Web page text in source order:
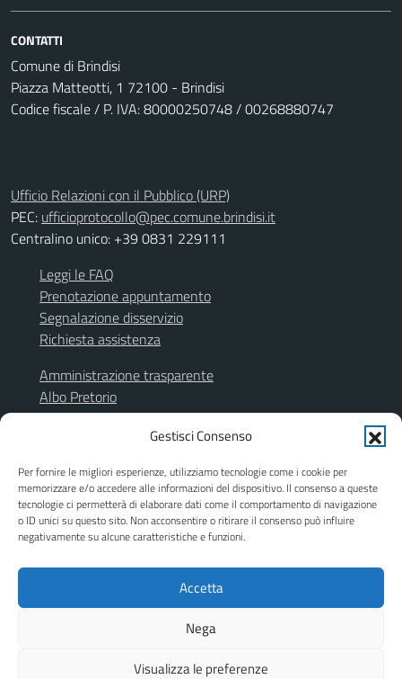
Gestisci Consenso
Per fornire le migliori esperienze, utilizziamo tecnologie come i cookie per
memorizzare e/o accedere alle informazioni del dispositivo. Il consenso a queste
tecnologie ci permetterà di elaborare dati come il comportamento di navigazione
o ID unici su questo sito. Non acconsentire o ritirare il consenso può influire
negativamente su alcune caratteristiche e funzioni.
Accetta
Nega
Visualizza le preferenze
CONTATTI
Comune di Brindisi
Piazza Matteotti, 1 72100 - Brindisi
Codice fiscale / P. IVA: 80000250748 / 00268880747
Ufficio Relazioni con il Pubblico (URP)
PEC: ufficioprotocollo@pec.comune.brindisi.it
Centralino unico: +39 0831 229111
Leggi le FAQ
Prenotazione appuntamento
Segnalazione disservizio
Richiesta assistenza
Amministrazione trasparente
Albo Pretorio
Segnalazione illeciti
Informativa privacy
Dichiarazione di accessibilità
Obiettivi di accessibilità
Piano di miglioramento del sito
SEGUICI SU